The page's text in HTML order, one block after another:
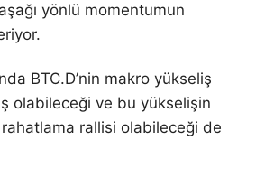
yönlü momentumun
BTC.D’nin makro yükseliş
olabileceği ve bu yükselişin
rallisi olabileceği de